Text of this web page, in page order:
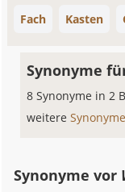
Fach Kasten
Synonyme
8 Synonyme in 2
weitere
Synonyme vor